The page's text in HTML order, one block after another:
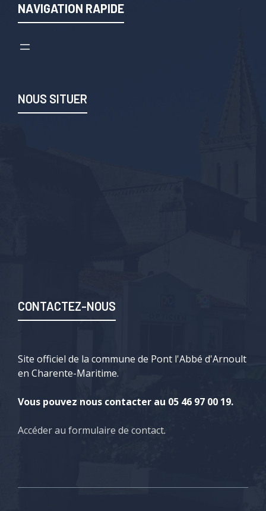
NAVIGATION RAPIDE
NOUS SITUER
CONTACTEZ-NOUS
Site officiel de la commune de Pont l'Abbé d'Arnoult
en Charente-Maritime.
Vous pouvez nous contacter au 05 46 97 00 19.
Accéder au formulaire de contact.